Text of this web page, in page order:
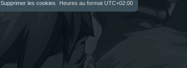
Heures au format UTC+02:00
Supprimer les cookies